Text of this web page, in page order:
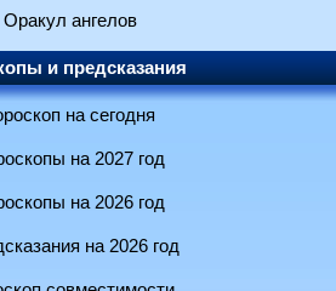
Оракул ангелов
и предсказания
на сегодня
на 2027 год
на 2026 год
на 2026 год